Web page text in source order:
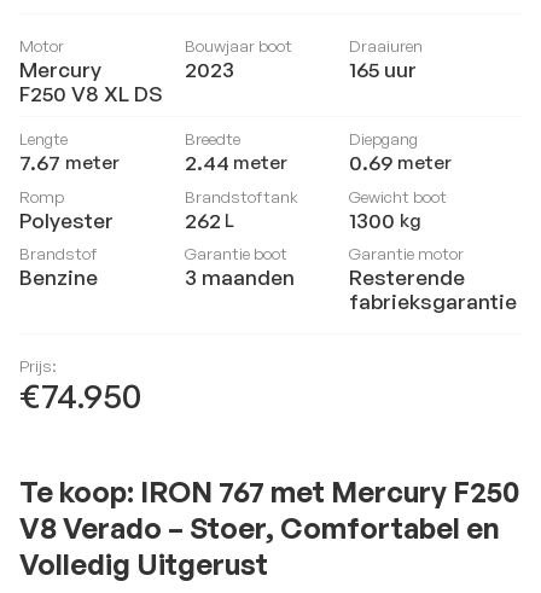
Motor
Mercury
F250 V8 XL DS
Bouwjaar boot
2023
Draaiuren
165 uur
Lengte
7.67 meter
Breedte
2.44 meter
Diepgang
0.69 meter
Romp
Polyester
Brandstoftank
262 L
Gewicht boot
1300 kg
Brandstof
Benzine
Garantie boot
3 maanden
Garantie motor
Resterende
fabrieksgarantie
Prijs:
€74.950
Te koop: IRON 767 met Mercury F250
V8 Verado – Stoer, Comfortabel en
Volledig Uitgerust